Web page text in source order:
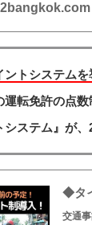
トシステムを
運転免許の点
システム』が
◆タ
交通